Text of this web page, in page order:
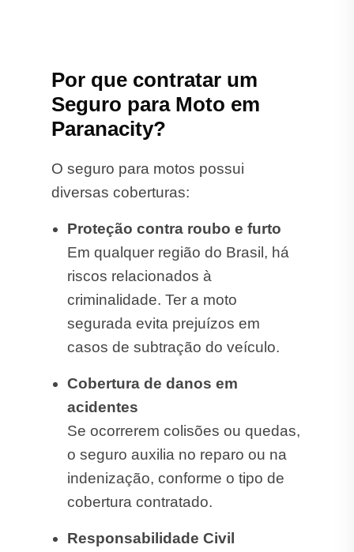
Por que contratar um
Seguro para Moto em
Paranacity?
O seguro para motos possui
diversas coberturas:
Proteção contra roubo e furto
Em qualquer região do Brasil, há
riscos relacionados à
criminalidade. Ter a moto
segurada evita prejuízos em
casos de subtração do veículo.
Cobertura de danos em
acidentes
Se ocorrerem colisões ou quedas,
o seguro auxilia no reparo ou na
indenização, conforme o tipo de
cobertura contratado.
Responsabilidade Civil